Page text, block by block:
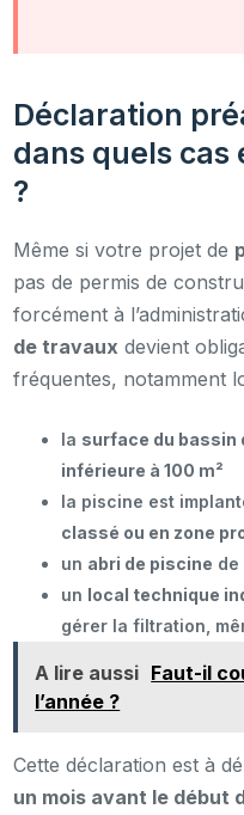
Déclaration
dans quels
?
Même si votre projet de
pas de permis de
forcément à
de travaux devient
fréquentes, notamment
la surface du bassin
inférieure à 100 m²
la piscine est
classé ou en zone
un abri de piscine
un local technique
gérer la filtration,
A lire aussi Faut-il
l’année ?
Cette déclaration est à
un mois avant le début